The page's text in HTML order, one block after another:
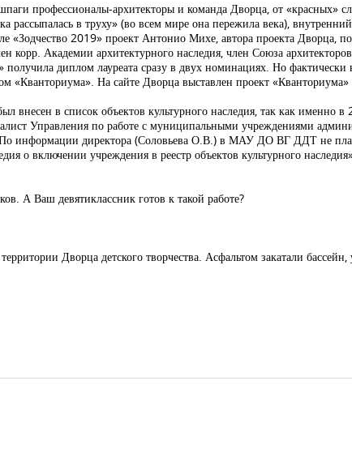
профессионалы-архитекторы и команда Дворца, от «красных»
в труху» (во всем мире она пережила века),
«Зодчество 2019» проект Антонио Михе, автора проекта Дворца,
Академии архитектурного наследия, член Союза
диплом лауреата сразу в двух номинациях. Но фактически
«Кванториума». На сайте Дворца выставлен проект
в список объектов культурного наследия, так как именно в
Управления по работе с муниципальными учреждениями
информации директора (Соловьева О.В.) в МАУ ДО ВГ ДДТ не
о включении учреждения в реестр объектов культурного
А Ваш девятиклассник готов к такой работе?
Дворца детского творчества. Асфальтом закатали бассейн,